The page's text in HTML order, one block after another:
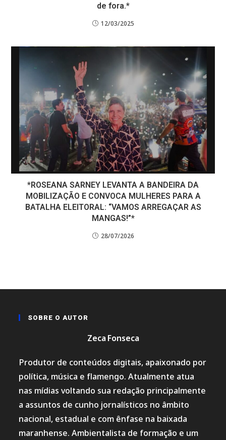
de fora.*
12/03/2025
*ROSEANA SARNEY LEVANTA A BANDEIRA DA
MOBILIZAÇÃO E CONVOCA MULHERES PARA A
BATALHA ELEITORAL: “VAMOS ARREGAÇAR AS
MANGAS!”*
28/07/2026
SOBRE O AUTOR
Zeca Fonseca
Produtor de conteúdos digitais, apaixonado por
política, música e flamengo. Atualmente atua
nas mídias voltando sua redação principalmente
a assuntos de cunho jornalísticos no âmbito
nacional, estadual e com ênfase na baixada
maranhense. Ambientalista de formação e um